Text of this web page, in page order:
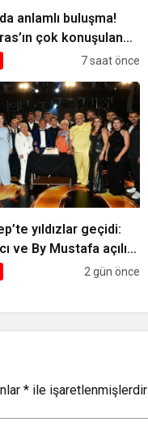
anlamlı buluşma!
çok konuşulan
baskısını Titanic
7 saat önce
yıldızlar geçidi:
ve By Mustafa açılışı
Park’ta görkemli gala
2 gün önce
* ile işaretlenmişlerdir